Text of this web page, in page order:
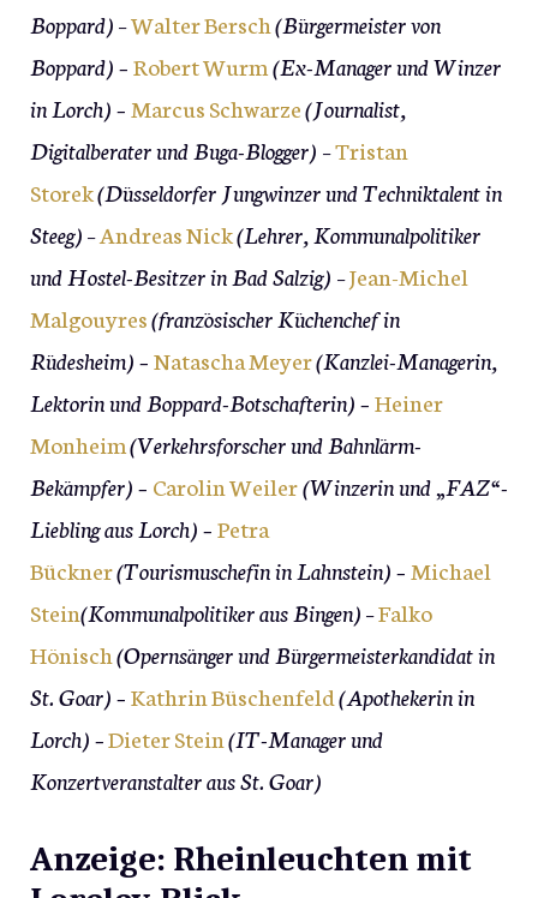
Boppard)–Walter Bersch(Bürgermeister von
Boppard) –Robert Wurm(Ex-Manager und Winzer
in Lorch) – Marcus Schwarze(Journalist,
Digitalberater und Buga-Blogger) –Tristan
Storek(Düsseldorfer Jungwinzer und Techniktalent in
Steeg)–Andreas Nick(Lehrer, Kommunalpolitiker
und Hostel-Besitzer in Bad Salzig) –Jean-Michel
Malgouyres(französischer Küchenchef in
Rüdesheim) –Natascha Meyer(Kanzlei-Managerin,
Lektorin und Boppard-Botschafterin) –Heiner
Monheim(Verkehrsforscher und Bahnlärm-
Bekämpfer) – Carolin Weiler(Winzerin und „FAZ“-
Liebling aus Lorch) –Petra
Bückner(Tourismuschefin in Lahnstein) – Michael
Stein(Kommunalpolitiker aus Bingen)–Falko
Hönisch(Opernsänger und Bürgermeisterkandidat in
St. Goar)–Kathrin Büschenfeld(Apothekerin in
Lorch) –Dieter Stein(IT-Manager und
Konzertveranstalter aus St. Goar)
Anzeige: Rheinleuchten mit